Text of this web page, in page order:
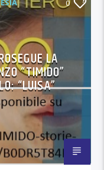
0
LA
“TIMIDO”
“LUISA”